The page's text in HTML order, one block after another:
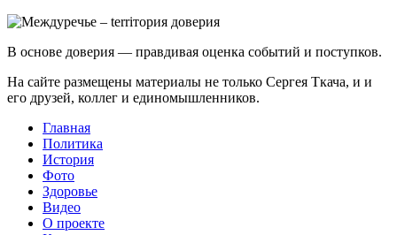
В основе доверия — правдивая оценка событий и поступков.
На сайте размещены материалы не только Сергея Ткача, и и
его друзей, коллег и единомышленников.
Главная
Политика
История
Фото
Здоровье
Видео
О проекте